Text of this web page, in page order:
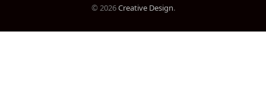
© 2026Creative Design.